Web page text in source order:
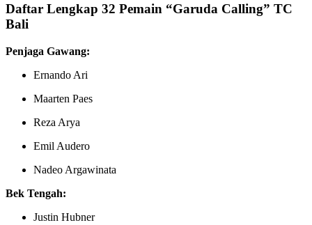
Daftar Lengkap 32 Pemain “Garuda Calling” TC
Bali
Penjaga Gawang:
Ernando Ari
Maarten Paes
Reza Arya
Emil Audero
Nadeo Argawinata
Bek Tengah:
Justin Hubner